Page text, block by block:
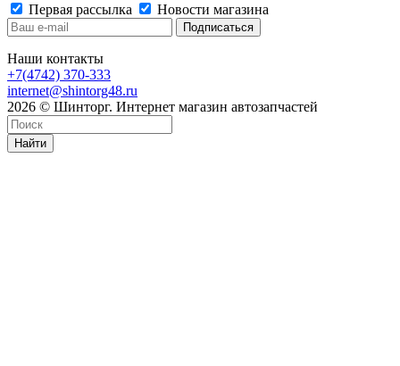
Первая рассылка
Новости магазина
Наши контакты
+7(4742) 370-333
internet@shintorg48.ru
2026 © Шинторг. Интернет магазин автозапчастей
Найти